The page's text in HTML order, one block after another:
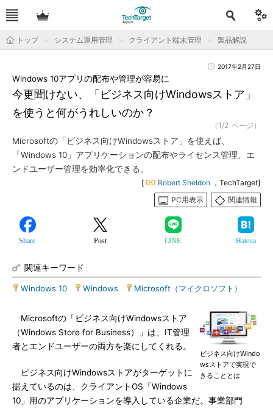
トップ システム運用管理 クライアント端末管理 製品解説
2017年2月27日
今更聞けない、「ビジネス向けWindowsストア」
を使うと何がうれしいのか？
Windows 10アプリの配布や管理が容易に
（1/2 ページ）
Microsoftの「ビジネス向けWindowsストア」を使えば、
「Windows 10」アプリケーションの配布やライセンス管理、エ
ンドユーザー管理を効率化できる。
[ Robert Sheldon ，TechTarget]
PC用表示
関連情報
Share Post LINE Hatena
関連キーワード
Windows 10 Windows Microsoft（マイクロソフト）
ビジネス向けWindo
wsストアで実現で
きることとは
Microsoftの「ビジネス向けWindowsストア
（Windows Store for Business）」は、IT管理
者とエンドユーザーの両方を楽にしてくれる。
ビジネス向けWindowsストアがターゲットに
据えているのは、クライアントOS「Windows
10」用のアプリケーションを導入している企業だ。事業部門